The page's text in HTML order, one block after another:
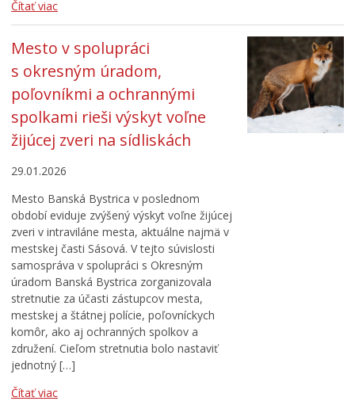
Čítať viac
Mesto v spolupráci
s okresným úradom,
poľovníkmi a ochrannými
spolkami rieši výskyt voľne
žijúcej zveri na sídliskách
29.01.2026
Mesto Banská Bystrica v poslednom
období eviduje zvýšený výskyt voľne žijúcej
zveri v intraviláne mesta, aktuálne najmä v
mestskej časti Sásová. V tejto súvislosti
samospráva v spolupráci s Okresným
úradom Banská Bystrica zorganizovala
stretnutie za účasti zástupcov mesta,
mestskej a štátnej polície, poľovníckych
komôr, ako aj ochranných spolkov a
združení. Cieľom stretnutia bolo nastaviť
jednotný […]
Čítať viac